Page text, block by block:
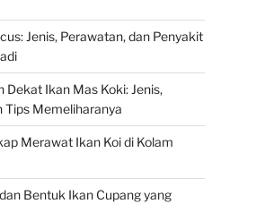
Jenis, Perawatan, dan Penyakit
Dekat Ikan Mas Koki: Jenis,
Tips Memeliharanya
Merawat Ikan Koi di Kolam
Bentuk Ikan Cupang yang